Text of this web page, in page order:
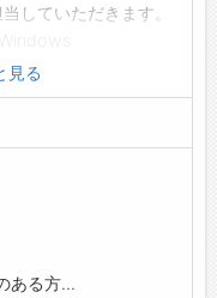
していただきます。
務】
見る
ある方...